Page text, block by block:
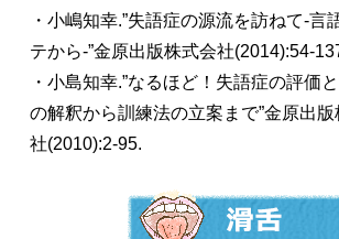
・小嶋知幸.”失語症の源流を訪ねて-言
テから-”金原出版株式会社(2014):54-
・小島知幸.”なるほど！失語症の評価
の解釈から訓練法の立案まで”金原出版
社(2010):2-95.